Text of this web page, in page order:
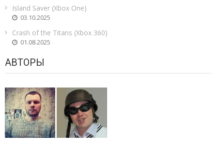
Island Saver (Xbox One)
03.10.2025
Crash of the Titans (Xbox 360)
01.08.2025
АВТОРЫ